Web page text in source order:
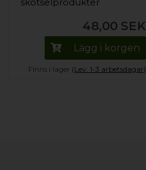
48,00 SEK
Lägg i korgen
Finns i lager (Lev. 1-3 arbetsdagar)